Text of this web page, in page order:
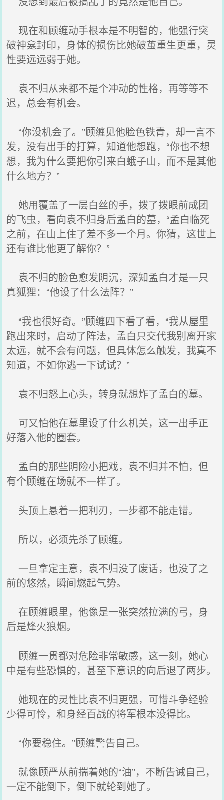
现在和顾缠动手根本是不明智的，他强行突
破神龛封印，身体的损伤比她破茧重生更重，灵
性要远远弱于她。
袁不归从来都不是个冲动的性格，再等等不
迟，总会有机会。
“你没机会了。”顾缠见他脸色铁青，却一言不
发，没有出手的打算，知道他想跑，“你也不想
想，我为什么要把你引来白蛾子山，而不是其他
什么地方？”
她用覆盖了一层白丝的手，拨了拨眼前成团
的飞虫，看向袁不归身后孟白的墓，“孟白临死
之前，在山上住了差不多一个月。你猜，这世上
还有谁比他更了解你？”
袁不归的脸色愈发阴沉，深知孟白才是一只
真狐狸：“他设了什么法阵？”
“我也很好奇。”顾缠四下看了看，“我从屋里
跑出来时，启动了阵法，孟白只交代我别离开家
太远，就不会有问题，但具体怎么触发，我真不
知道，不如你逃一下试试？”
袁不归怒上心头，转身就想炸了孟白的墓。
可又怕他在墓里设了什么机关，这一出手正
好落入他的圈套。
孟白的那些阴险小把戏，袁不归并不怕，但
有个顾缠在场就不一样了。
头顶上悬着一把利刃，一步都不能走错。
所以，必须先杀了顾缠。
一旦拿定主意，袁不归没了废话，也没了之
前的悠然，瞬间燃起气势。
在顾缠眼里，他像是一张突然拉满的弓，身
后是烽火狼烟。
顾缠一贯都对危险非常敏感，这一刻，她心
中是有些恐惧的，甚至下意识的向后退了两步。
她现在的灵性比袁不归更强，可惜斗争经验
少得可怜，和身经百战的将军根本没得比。
“你要稳住。”顾缠警告自己。
就像顾严从前揣着她的“油”，不断告诫自己，
一定不能倒下，倒下就轮到她了。